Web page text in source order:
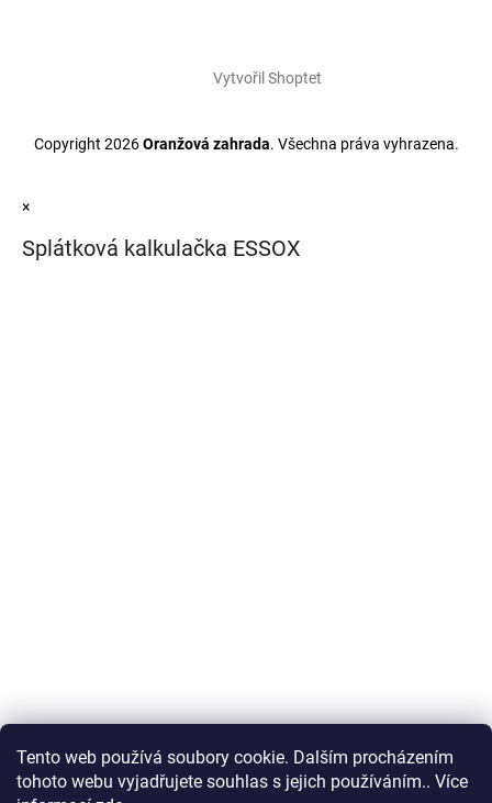
Tento web používá soubory cookie. Dalším procházením
tohoto webu vyjadřujete souhlas s jejich používáním.. Více
Vytvořil Shoptet
Copyright 2026Oranžová zahrada. Všechna práva vyhrazena.
×
Splátková kalkulačka ESSOX